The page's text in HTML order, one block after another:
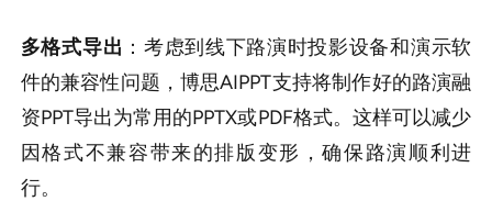
多格式导出 ：考虑到线下路演时投影设备和演示软
件的兼容性问题，博思AIPPT支持将制作好的路演融
资PPT导出为常用的PPTX或PDF格式。这样可以减少
因格式不兼容带来的排版变形，确保路演顺利进
行。